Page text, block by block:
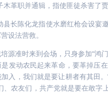
木革职并通辑，指使匪徒杀害了
县长陈化龙指使水磨红枪会设宴
设法营救。
源准时来到会场，只身参加“鸿
发动农民起来革命，要革掉压
入，我们就是要让耕者有其田
、农友们，共产党就是要在敢